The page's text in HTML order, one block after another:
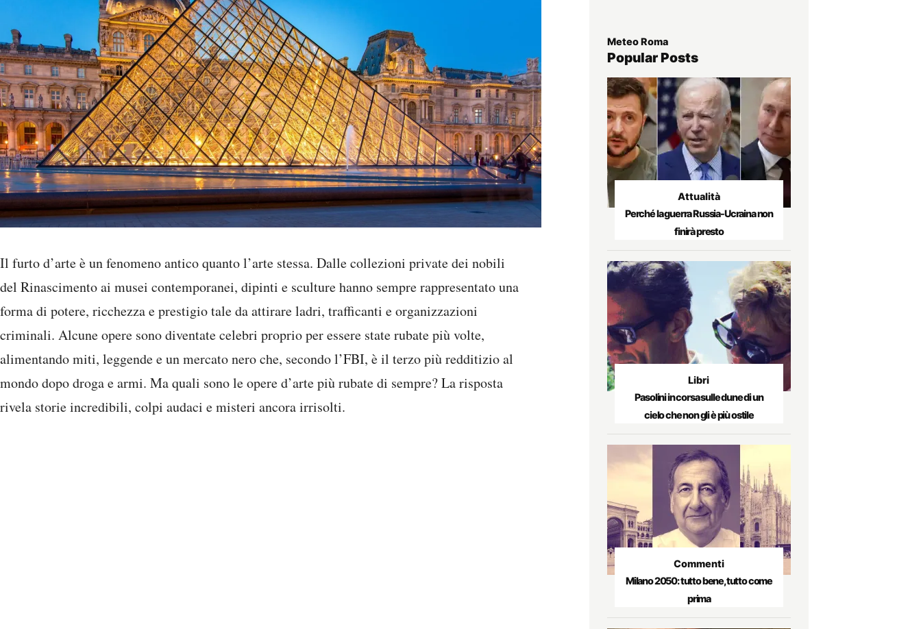
Il furto d’arte è un fenomeno antico quanto l’arte stessa. Dalle collezioni private dei nobili
del Rinascimento ai musei contemporanei, dipinti e sculture hanno sempre rappresentato una
forma di potere, ricchezza e prestigio tale da attirare ladri, trafficanti e organizzazioni
criminali. Alcune opere sono diventate celebri proprio per essere state rubate più volte,
alimentando miti, leggende e un mercato nero che, secondo l’FBI, è il terzo più redditizio al
mondo dopo droga e armi. Ma quali sono le opere d’arte più rubate di sempre? La risposta
rivela storie incredibili, colpi audaci e misteri ancora irrisolti.
Meteo Roma
Popular Posts
Attualità
Perché la guerra Russia-Ucraina non
finirà presto
Libri
Pasolini in corsa sulle dune di un
cielo che non gli è più ostile
Commenti
Milano 2050: tutto bene, tutto come
prima